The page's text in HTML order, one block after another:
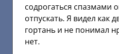
содрогаться спазмами
отпускать. Я видел как
гортань и не понимал
нет.